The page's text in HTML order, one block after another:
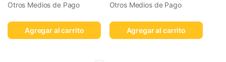
Otros Medios de Pago
Agregar al carrito
Otros Medios de Pago
Agregar al carrito